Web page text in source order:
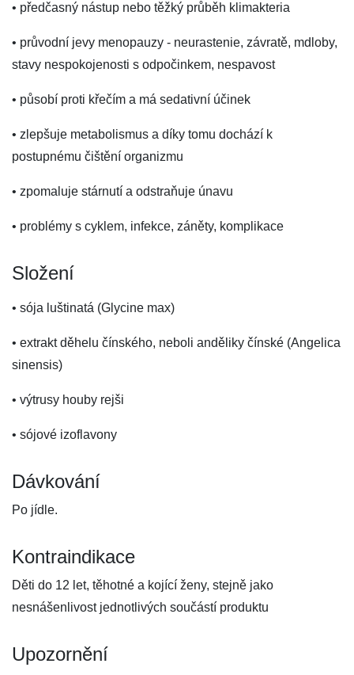
• předčasný nástup nebo těžký průběh klimakteria
• průvodní jevy menopauzy - neurastenie, závratě, mdloby,
stavy nespokojenosti s odpočinkem, nespavost
• působí proti křečím a má sedativní účinek
• zlepšuje metabolismus a díky tomu dochází k
postupnému čištění organizmu
• zpomaluje stárnutí a odstraňuje únavu
• problémy s cyklem, infekce, záněty, komplikace
Složení
• sója luštinatá (Glycine max)
• extrakt děhelu čínského, neboli anděliky čínské (Angelica
sinensis)
• výtrusy houby rejši
• sójové izoflavony
Dávkování
Po jídle.
Kontraindikace
Děti do 12 let, těhotné a kojící ženy, stejně jako
nesnášenlivost jednotlivých součástí produktu
Upozornění